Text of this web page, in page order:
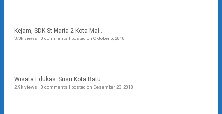
Kejam, SDK St Maria 2 Kota Mal...
3.3k views | 0 comments | posted on Oktober 5, 2018
Wisata Edukasi Susu Kota Batu...
2.9k views | 0 comments | posted on Desember 23, 2018